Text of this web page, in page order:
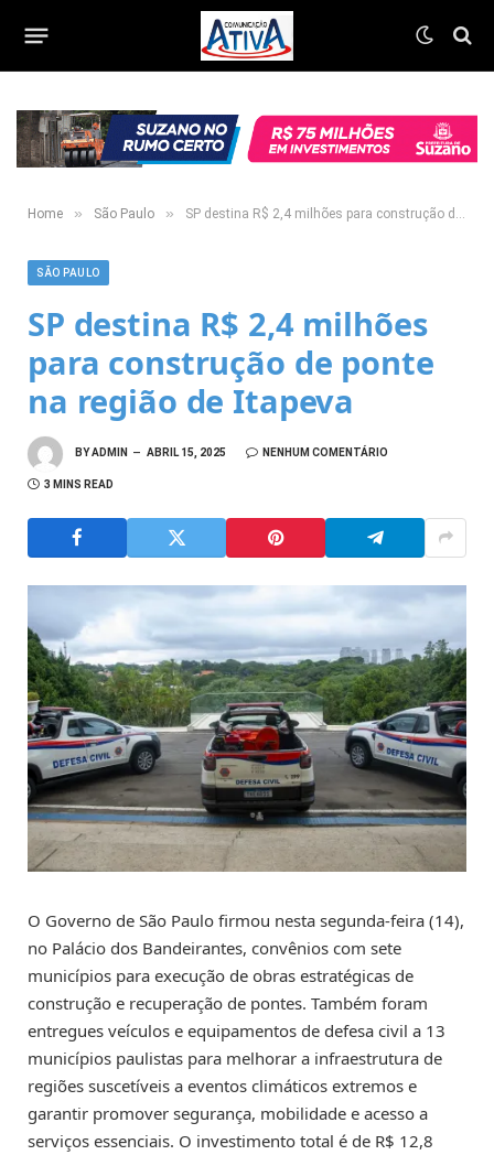
Home » São Paulo » SP destina R$ 2,4 milhões para construção de ponte na região de Itapeva
SÃO PAULO
SP destina R$ 2,4 milhões
para construção de ponte
na região de Itapeva
BYADMIN ABRIL 15, 2025 NENHUM COMENTÁRIO
3 MINS READ
O Governo de São Paulo firmou nesta segunda-feira (14),
no Palácio dos Bandeirantes, convênios com sete
municípios para execução de obras estratégicas de
construção e recuperação de pontes. Também foram
entregues veículos e equipamentos de defesa civil a 13
municípios paulistas para melhorar a infraestrutura de
regiões suscetíveis a eventos climáticos extremos e
garantir promover segurança, mobilidade e acesso a
serviços essenciais. O investimento total é de R$ 12,8